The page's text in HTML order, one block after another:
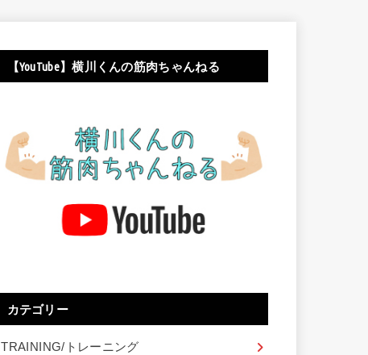
【YouTube】横川くんの筋肉ちゃんねる
カテゴリー
TRAINING/トレーニング